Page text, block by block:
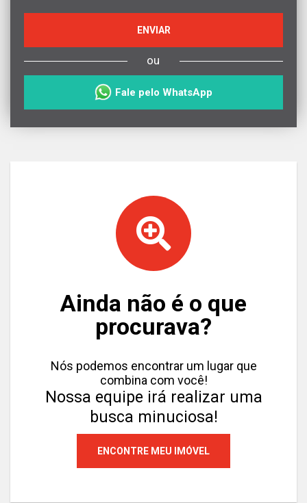
ENVIAR
ou
Fale pelo WhatsApp
Ainda não é o que
procurava?
Nós podemos encontrar um lugar que
combina com você!
Nossa equipe irá realizar uma
busca minuciosa!
ENCONTRE MEU IMÓVEL